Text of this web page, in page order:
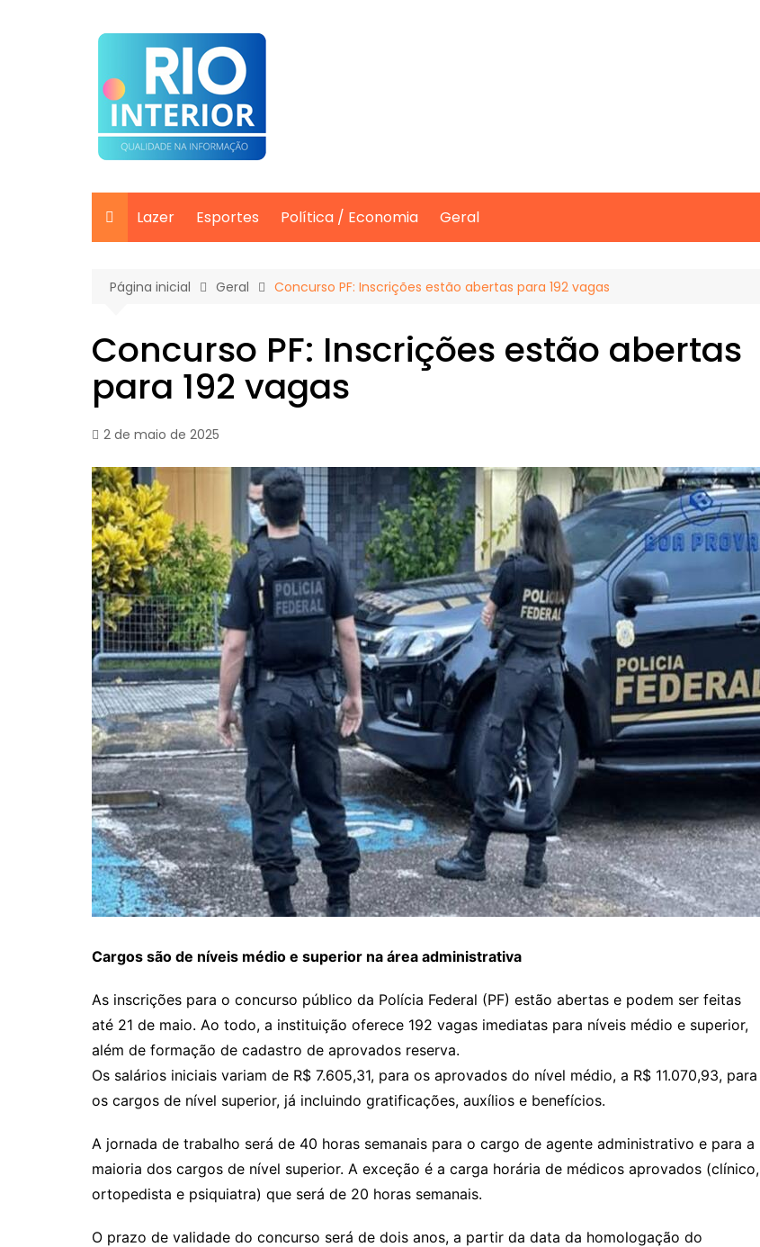
Lazer Esportes Política / Economia Geral
Página inicial Geral Concurso PF: Inscrições estão abertas para 192 vagas
Concurso PF: Inscrições estão abertas
para 192 vagas
2 de maio de 2025
Cargos são de níveis médio e superior na área administrativa
As inscrições para o concurso público da Polícia Federal (PF) estão abertas e podem ser feitas
até 21 de maio. Ao todo, a instituição oferece 192 vagas imediatas para níveis médio e superior,
além de formação de cadastro de aprovados reserva.
Os salários iniciais variam de R$ 7.605,31, para os aprovados do nível médio, a R$ 11.070,93, para
os cargos de nível superior, já incluindo gratificações, auxílios e benefícios.
A jornada de trabalho será de 40 horas semanais para o cargo de agente administrativo e para a
maioria dos cargos de nível superior. A exceção é a carga horária de médicos aprovados (clínico,
ortopedista e psiquiatra) que será de 20 horas semanais.
O prazo de validade do concurso será de dois anos, a partir da data da homologação do